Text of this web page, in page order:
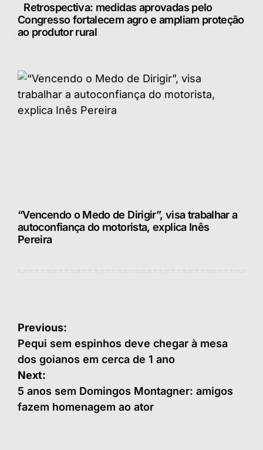
Retrospectiva: medidas aprovadas pelo
Congresso fortalecem agro e ampliam proteção
ao produtor rural
“Vencendo o Medo de Dirigir”, visa trabalhar a
autoconfiança do motorista, explica Inês
Pereira
Navegação
de
Post
Previous:
Pequi sem espinhos deve chegar à mesa
dos goianos em cerca de 1 ano
Next:
5 anos sem Domingos Montagner: amigos
fazem homenagem ao ator